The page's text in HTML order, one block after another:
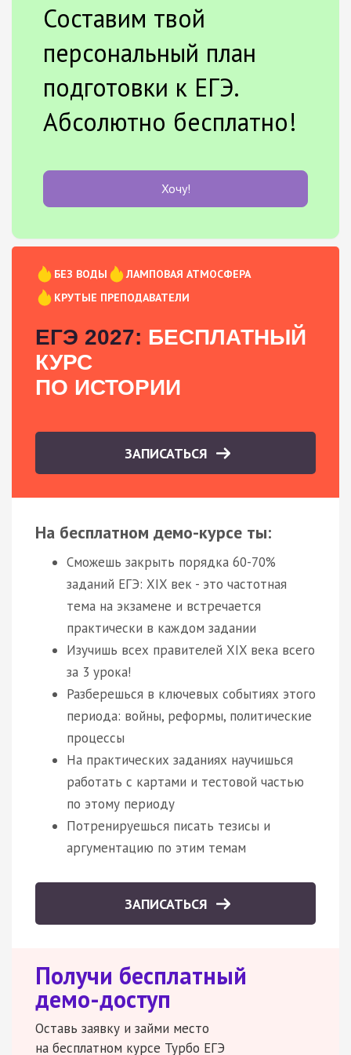
Составим твой
персональный план
подготовки к ЕГЭ.
Абсолютно бесплатно!
Хочу!
БЕЗ ВОДЫ
ЛАМПОВАЯ АТМОСФЕРА
КРУТЫЕ ПРЕПОДАВАТЕЛИ
ЕГЭ 2027: БЕСПЛАТНЫЙ
КУРС
ПО ИСТОРИИ
ЗАПИСАТЬСЯ
На бесплатном демо-курсе ты:
Сможешь закрыть порядка 60-70%
заданий ЕГЭ: XIX век - это частотная
тема на экзамене и встречается
практически в каждом задании
Изучишь всех правителей XIX века всего
за 3 урока!
Разберешься в ключевых событиях этого
периода: войны, реформы, политические
процессы
На практических заданиях научишься
работать с картами и тестовой частью
по этому периоду
Потренируешься писать тезисы и
аргументацию по этим темам
ЗАПИСАТЬСЯ
Получи бесплатный
демо-доступ
Оставь заявку и займи место
на бесплатном курсе Турбо ЕГЭ